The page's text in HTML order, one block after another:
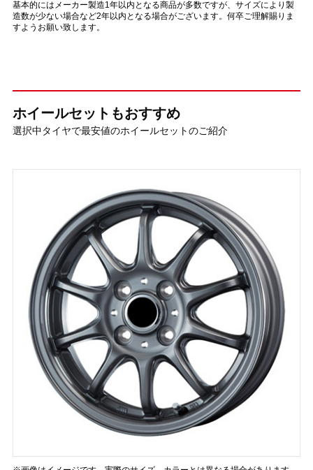
基本的にはメーカー製造1年以内となる商品が多数ですが、サイズにより製
造数が少ない場合など2年以内となる場合がございます。何卒ご理解賜りま
すようお願い致します。
ホイールセットもおすすめ
選択中タイヤで最安値のホイールセットのご紹介